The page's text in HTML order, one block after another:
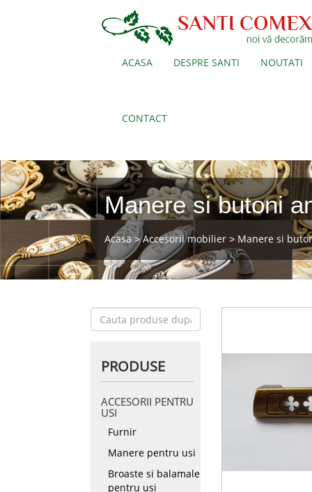
ACASA DESPRE SANTI NOUTATI
CONTACT
Manere si butoni
Acasa >Accesorii mobilier > Manere si
PRODUSE
ACCESORII PENTRU
USI
Furnir
Manere pentru usi
Broaste si balamale
pentru usi